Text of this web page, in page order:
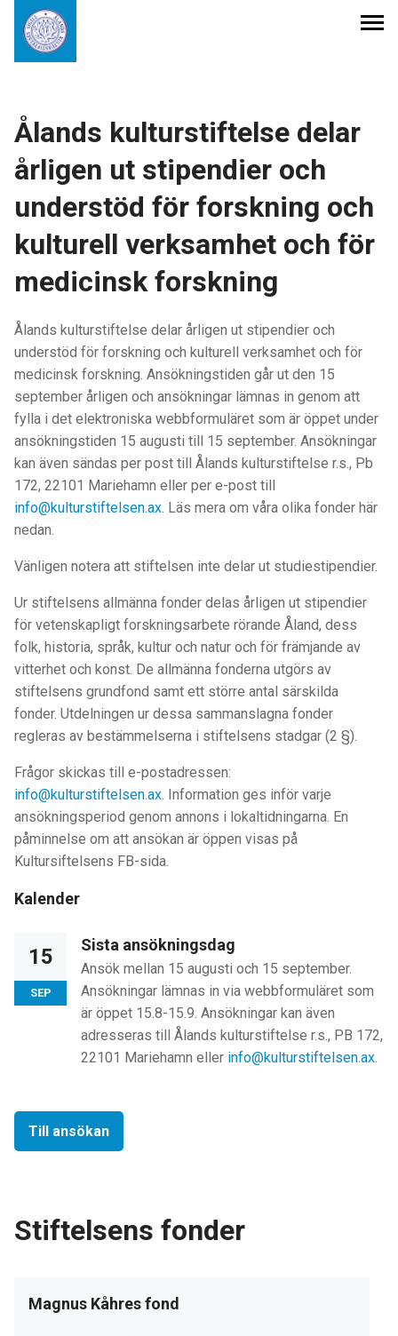
Internationella avtal
Stipendier och understöd
Kulturpris
Ålands kulturstiftelse delar
årligen ut stipendier och
understöd för forskning och
kulturell verksamhet och för
medicinsk forskning
Ålands kulturstiftelse delar årligen ut stipendier och
understöd för forskning och kulturell verksamhet och för
medicinsk forskning. Ansökningstiden går ut den 15
september årligen och ansökningar lämnas in genom att
fylla i det elektroniska webbformuläret som är öppet under
ansökningstiden 15 augusti till 15 september. Ansökningar
kan även sändas per post till Ålands kulturstiftelse r.s., Pb
172, 22101 Mariehamn eller per e-post till
info@kulturstiftelsen.ax. Läs mera om våra olika fonder här
nedan.
Vänligen notera att stiftelsen inte delar ut studiestipendier.
Ur stiftelsens allmänna fonder delas årligen ut stipendier
för vetenskapligt forskningsarbete rörande Åland, dess
folk, historia, språk, kultur och natur och för främjande av
vitterhet och konst. De allmänna fonderna utgörs av
stiftelsens grundfond samt ett större antal särskilda
fonder. Utdelningen ur dessa sammanslagna fonder
regleras av bestämmelserna i stiftelsens stadgar (2 §).
Frågor skickas till e-postadressen:
info@kulturstiftelsen.ax. Information ges inför varje
ansökningsperiod genom annons i lokaltidningarna. En
påminnelse om att ansökan är öppen visas på
Kultursiftelsens FB-sida.
Kalender
15
SEP
Sista ansökningsdag
Ansök mellan 15 augusti och 15 september.
Ansökningar lämnas in via webbformuläret som
är öppet 15.8-15.9. Ansökningar kan även
adresseras till Ålands kulturstiftelse r.s., PB 172,
22101 Mariehamn eller info@kulturstiftelsen.ax.
Till ansökan
Stiftelsens fonder
Magnus Kåhres fond